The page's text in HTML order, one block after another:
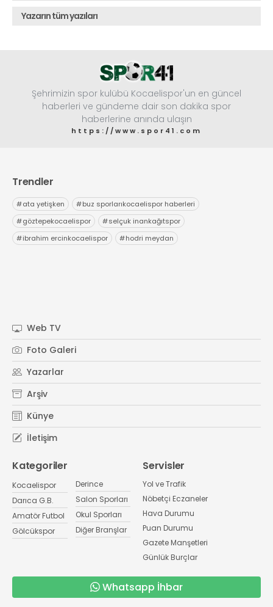
Yazarın tüm yazıları
Şehrimizin spor kulübü Kocaelispor'un en güncel
haberleri ve gündeme dair son dakika spor
haberlerine anında ulaşın
https://www.spor41.com
Trendler
#ata yetişken #buz sporlarıkocaelispor haberleri
#göztepekocaelispor #selçuk inankağıtspor
#ibrahim ercinkocaelispor #hodri meydan
Web TV
Foto Galeri
Yazarlar
Arşiv
Künye
İletişim
Kategoriler
Kocaelispor
Darıca G.B.
Amatör Futbol
Gölcükspor
Derince
Salon Sporları
Okul Sporları
Diğer Branşlar
Servisler
Yol ve Trafik
Nöbetçi Eczaneler
Hava Durumu
Puan Durumu
Gazete Manşetleri
Günlük Burçlar
Whatsapp İhbar